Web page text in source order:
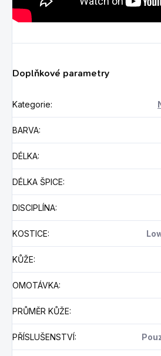
Doplňkové parametry
Kategorie:
BARVA:
DÉLKA:
DÉLKA ŠPICE:
DISCIPLÍNA:
KOSTICE:
KŮŽE:
OMOTÁVKA:
PRŮMĚR KŮŽE:
PŘÍSLUŠENSTVÍ: